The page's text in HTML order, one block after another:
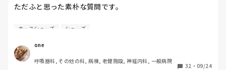
ただふと思った素朴な質問です。
自費購入するナースシューズ(職場で使用してる靴)っていく
わたしの職場の指定は「白のスニーカー」。
すぐに汚くなるので1,500円は絶対に超えたくない思いがあ
ナースシューズ シューズ
one
呼吸器科, その他の科, 病棟, 老健施設, 神経内科, 一般病院
32 ・ 09/24